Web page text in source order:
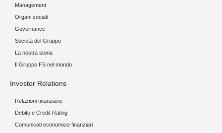
Management
Organi sociali
Governance
Società del Gruppo
La nostra storia
Il Gruppo FS nel mondo
Investor Relations
Relazioni finanziarie
Debito e Credit Rating
Comunicati economico-finanziari